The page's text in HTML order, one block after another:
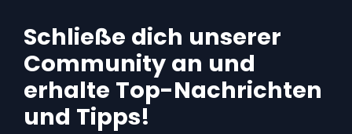
Schließe dich unserer
Community an und
erhalte Top-Nachrichten
und Tipps!